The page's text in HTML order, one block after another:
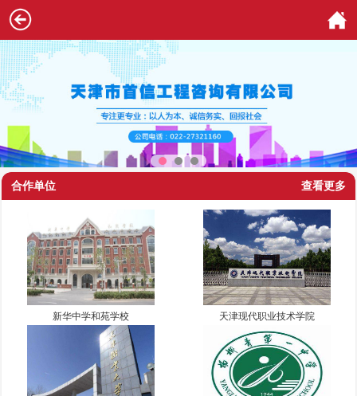
查看更多
合作单位
新华中学和苑学校 天津现代职业技术学院